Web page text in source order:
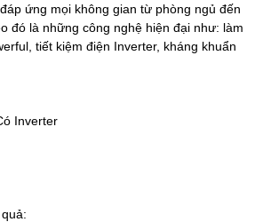
ứng mọi không gian từ phòng ngủ đến
đó là những công nghệ hiện đại như: làm
tiết kiệm điện Inverter, kháng khuẩn
Inverter